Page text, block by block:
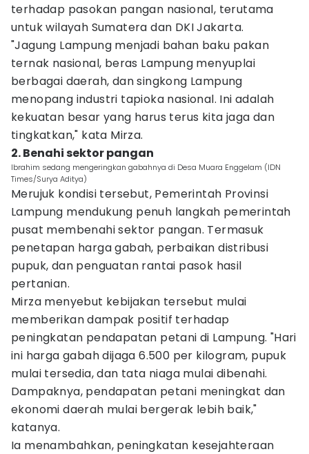
terhadap pasokan pangan nasional, terutama
untuk wilayah Sumatera dan DKI Jakarta.
"Jagung Lampung menjadi bahan baku pakan
ternak nasional, beras Lampung menyuplai
berbagai daerah, dan singkong Lampung
menopang industri tapioka nasional. Ini adalah
kekuatan besar yang harus terus kita jaga dan
tingkatkan," kata Mirza.
2. Benahi sektor pangan
Ibrahim sedang mengeringkan gabahnya di Desa Muara Enggelam (IDN
Times/Surya Aditya)
Merujuk kondisi tersebut, Pemerintah Provinsi
Lampung mendukung penuh langkah pemerintah
pusat membenahi sektor pangan. Termasuk
penetapan harga gabah, perbaikan distribusi
pupuk, dan penguatan rantai pasok hasil
pertanian.
Mirza menyebut kebijakan tersebut mulai
memberikan dampak positif terhadap
peningkatan pendapatan petani di Lampung. "Hari
ini harga gabah dijaga 6.500 per kilogram, pupuk
mulai tersedia, dan tata niaga mulai dibenahi.
Dampaknya, pendapatan petani meningkat dan
ekonomi daerah mulai bergerak lebih baik,"
katanya.
Ia menambahkan, peningkatan kesejahteraan